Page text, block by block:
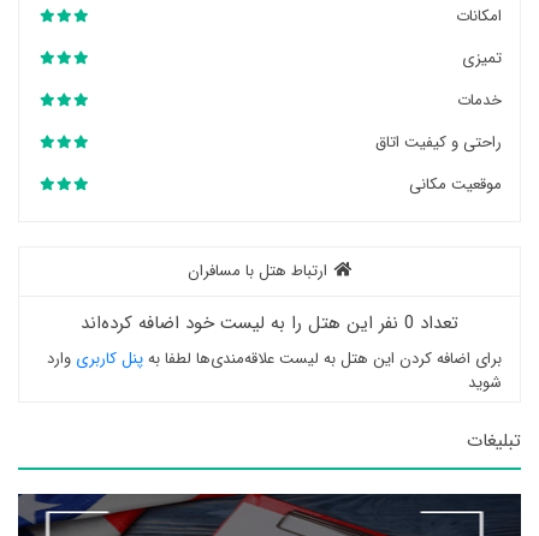
امکانات
تمیزی
خدمات
راحتی و کیفیت اتاق
موقعیت مکانی
ارتباط هتل با مسافران
تعداد 0 نفر این هتل را به لیست خود اضافه کرده‌اند
برای اضافه کردن این هتل به لیست علاقه‌مندی‌ها لطفا بهپنل کاربری وارد
شوید
تبلیغات